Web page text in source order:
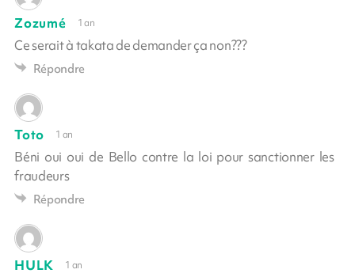
Zozumé 1 an
Ce serait à takata de demander ça non???
Répondre
Toto 1 an
Béni oui oui de Bello contre la loi pour sanctionner les
fraudeurs
Répondre
HULK 1 an